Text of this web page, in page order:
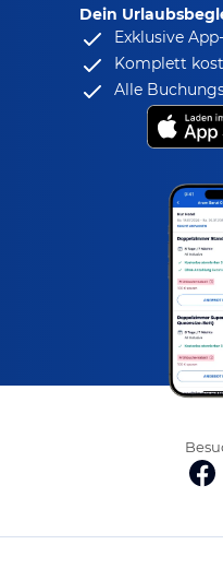
Dein
Exklusive
Komplett
Alle